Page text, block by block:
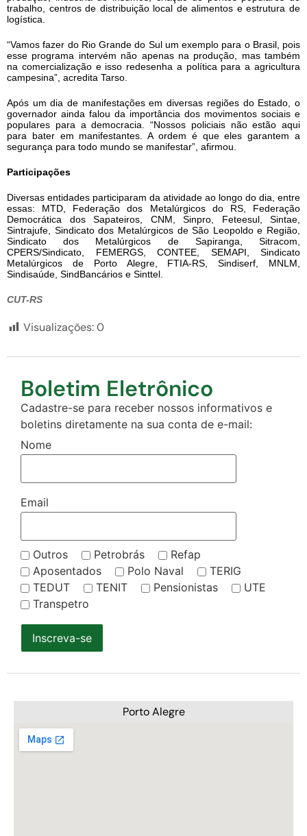
trabalho, centros de distribuição local de alimentos e estrutura de
logística.
“Vamos fazer do Rio Grande do Sul um exemplo para o Brasil, pois
esse programa intervém não apenas na produção, mas também
na comercialização e isso redesenha a política para a agricultura
campesina”, acredita Tarso.
Após um dia de manifestações em diversas regiões do Estado, o
governador ainda falou da importância dos movimentos sociais e
populares para a democracia. “Nossos policiais não estão aqui
para bater em manifestantes. A ordem é que eles garantem a
segurança para todo mundo se manifestar”, afirmou.
Participações
Diversas entidades participaram da atividade ao longo do dia, entre
essas: MTD, Federação dos Metalúrgicos do RS, Federação
Democrática dos Sapateiros, CNM, Sinpro, Feteesul, Sintae,
Sintrajufe, Sindicato dos Metalúrgicos de São Leopoldo e Região,
Sindicato dos Metalúrgicos de Sapiranga, Sitracom,
CPERS/Sindicato, FEMERGS, CONTEE, SEMAPI, Sindicato
Metalúrgicos de Porto Alegre, FTIA-RS, Sindiserf, MNLM,
Sindisaúde, SindBancários e Sinttel.
CUT-RS
Visualizações:0
Boletim Eletrônico
Cadastre-se para receber nossos informativos e
boletins diretamente na sua conta de e-mail:
Nome
Email
Outros Petrobrás
Refap
Aposentados
Polo Naval
TERIG
TEDUT
TENIT Pensionistas
UTE
Transpetro
Inscreva-se
Porto Alegre